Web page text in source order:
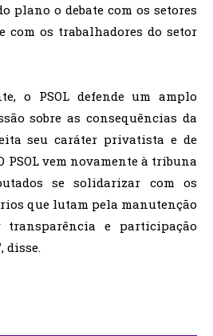
plano o debate com os setores
com os trabalhadores do setor
o PSOL defende um amplo
sobre as consequências da
seu caráter privatista e de
PSOL vem novamente à tribuna
se solidarizar com os
que lutam pela manutenção
e participação
disse.